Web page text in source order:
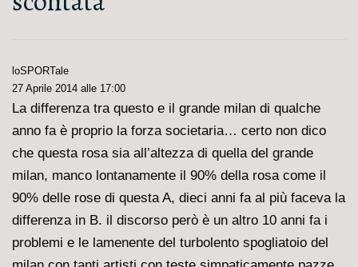
loSPORTale
27 Aprile 2014 alle 17:00
La differenza tra questo e il grande milan di qualche
anno fa è proprio la forza societaria… certo non dico
che questa rosa sia all’altezza di quella del grande
milan, manco lontanamente il 90% della rosa come il
90% delle rose di questa A, dieci anni fa al più faceva la
differenza in B. il discorso però è un altro 10 anni fa i
problemi e le lamenente del turbolento spogliatoio del